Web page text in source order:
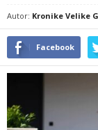
Autor: Kronike Velike
Facebook